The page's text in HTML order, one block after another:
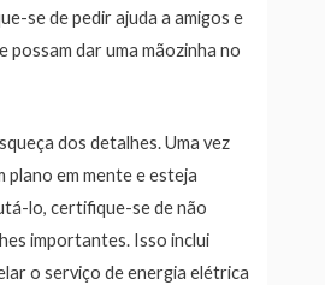
se de pedir ajuda a amigos e
possam dar uma mãozinha no
dos detalhes. Uma vez
plano em mente e esteja
lo, certifique-se de não
importantes. Isso inclui
o serviço de energia elétrica